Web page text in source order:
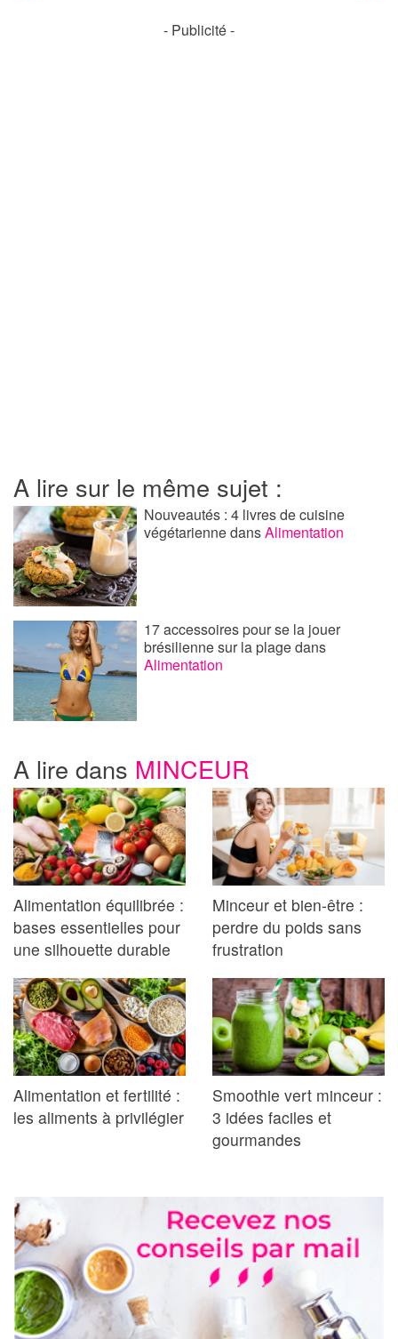
- Publicité -
A lire sur le même sujet :
Nouveautés : 4 livres de cuisine
végétariennedansAlimentation
17 accessoires pour se la jouer
brésilienne sur la plagedans
Alimentation
A lire dans MINCEUR
Alimentation équilibrée :
bases essentielles pour
une silhouette durable
Minceur et bien-être :
perdre du poids sans
frustration
Alimentation et fertilité :
les aliments à privilégier
Smoothie vert minceur :
3 idées faciles et
gourmandes